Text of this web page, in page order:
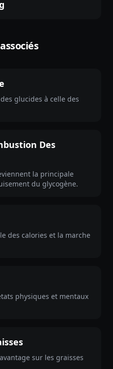
glucides à celle des
Des
la principale
du glycogène.
des calories et la marche
physiques et mentaux
sur les graisses